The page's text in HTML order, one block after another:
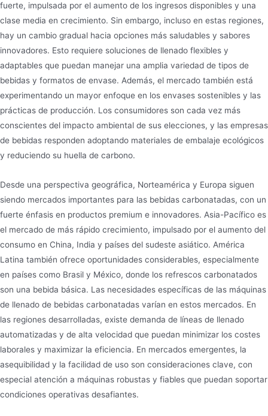
fuerte, impulsada por el aumento de los ingresos disponibles y una
clase media en crecimiento. Sin embargo, incluso en estas regiones,
hay un cambio gradual hacia opciones más saludables y sabores
innovadores. Esto requiere soluciones de llenado flexibles y
adaptables que puedan manejar una amplia variedad de tipos de
bebidas y formatos de envase. Además, el mercado también está
experimentando un mayor enfoque en los envases sostenibles y las
prácticas de producción. Los consumidores son cada vez más
conscientes del impacto ambiental de sus elecciones, y las empresas
de bebidas responden adoptando materiales de embalaje ecológicos
y reduciendo su huella de carbono.
Desde una perspectiva geográfica, Norteamérica y Europa siguen
siendo mercados importantes para las bebidas carbonatadas, con un
fuerte énfasis en productos premium e innovadores. Asia-Pacífico es
el mercado de más rápido crecimiento, impulsado por el aumento del
consumo en China, India y países del sudeste asiático. América
Latina también ofrece oportunidades considerables, especialmente
en países como Brasil y México, donde los refrescos carbonatados
son una bebida básica. Las necesidades específicas de las máquinas
de llenado de bebidas carbonatadas varían en estos mercados. En
las regiones desarrolladas, existe demanda de líneas de llenado
automatizadas y de alta velocidad que puedan minimizar los costes
laborales y maximizar la eficiencia. En mercados emergentes, la
asequibilidad y la facilidad de uso son consideraciones clave, con
especial atención a máquinas robustas y fiables que puedan soportar
condiciones operativas desafiantes.